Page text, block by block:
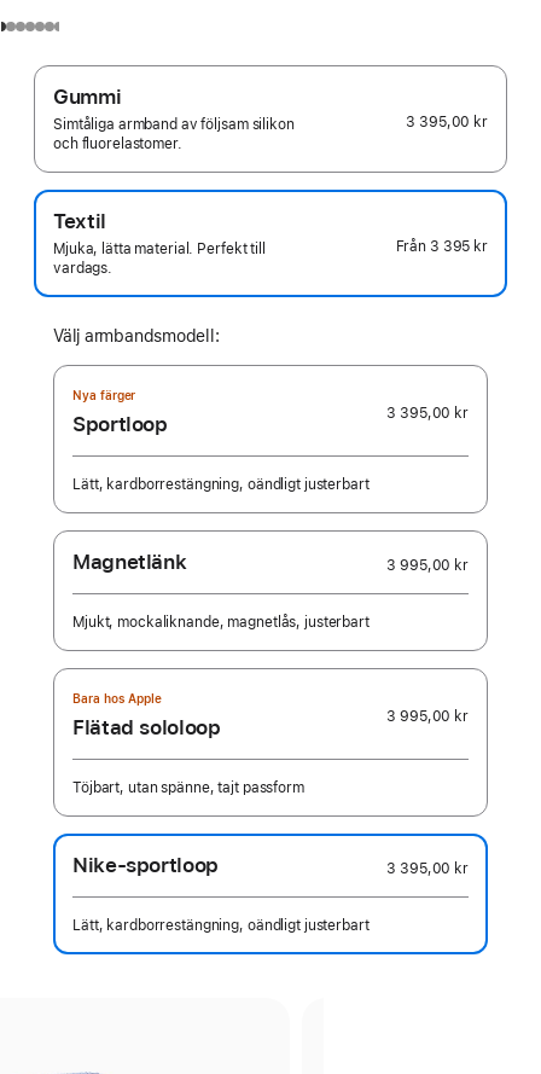
Gummi
Simtåliga armband av följsam silikon
och fluorelastomer.
3 395,00 kr
Textil
Mjuka, lätta material. Perfekt till
vardags.
Från 3 395 kr
Välj armbandsmodell:
Nya färger
Sportloop 3 395,00 kr
Lätt, kardborrestängning, oändligt justerbart
Magnetlänk 3 995,00 kr
Mjukt, mockaliknande, magnetlås, justerbart
Bara hos Apple
Flätad sololoop 3 995,00 kr
Töjbart, utan spänne, tajt passform
Nike-sportloop 3 395,00 kr
Lätt, kardborrestängning, oändligt justerbart